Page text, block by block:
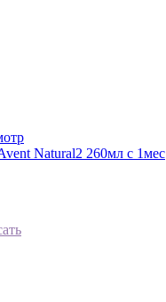
Natural2 260мл с 1мес